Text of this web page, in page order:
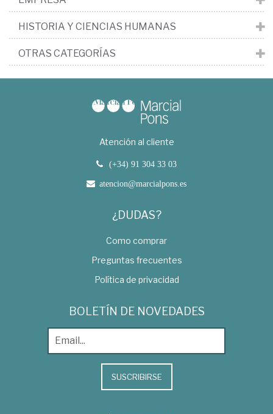
HISTORIA Y CIENCIAS HUMANAS
OTRAS CATEGORÍAS
Atención al cliente
(+34) 91 304 33 03
atencion@marcialpons.es
¿DUDAS?
Como comprar
Preguntas frecuentes
Política de privacidad
BOLETÍN DE NOVEDADES
SUSCRIBIRSE